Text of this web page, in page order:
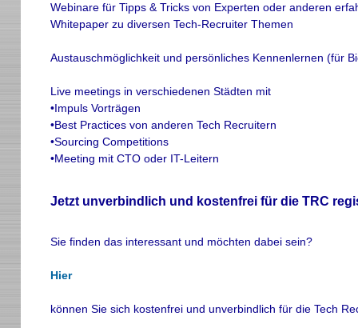
Webinare für Tipps & Tricks von Experten oder anderen
Whitepaper zu diversen Tech-Recruiter Themen
Austauschmöglichkeit und persönliches Kennenlernen (für
Live meetings in verschiedenen Städten mit
•Impuls Vorträgen
•Best Practices von anderen Tech Recruitern
•Sourcing Competitions
•Meeting mit CTO oder IT-Leitern
Jetzt unverbindlich und kostenfrei für die TRC
Sie finden das interessant und möchten dabei sein?
Hier
können Sie sich kostenfrei und unverbindlich für die Tech